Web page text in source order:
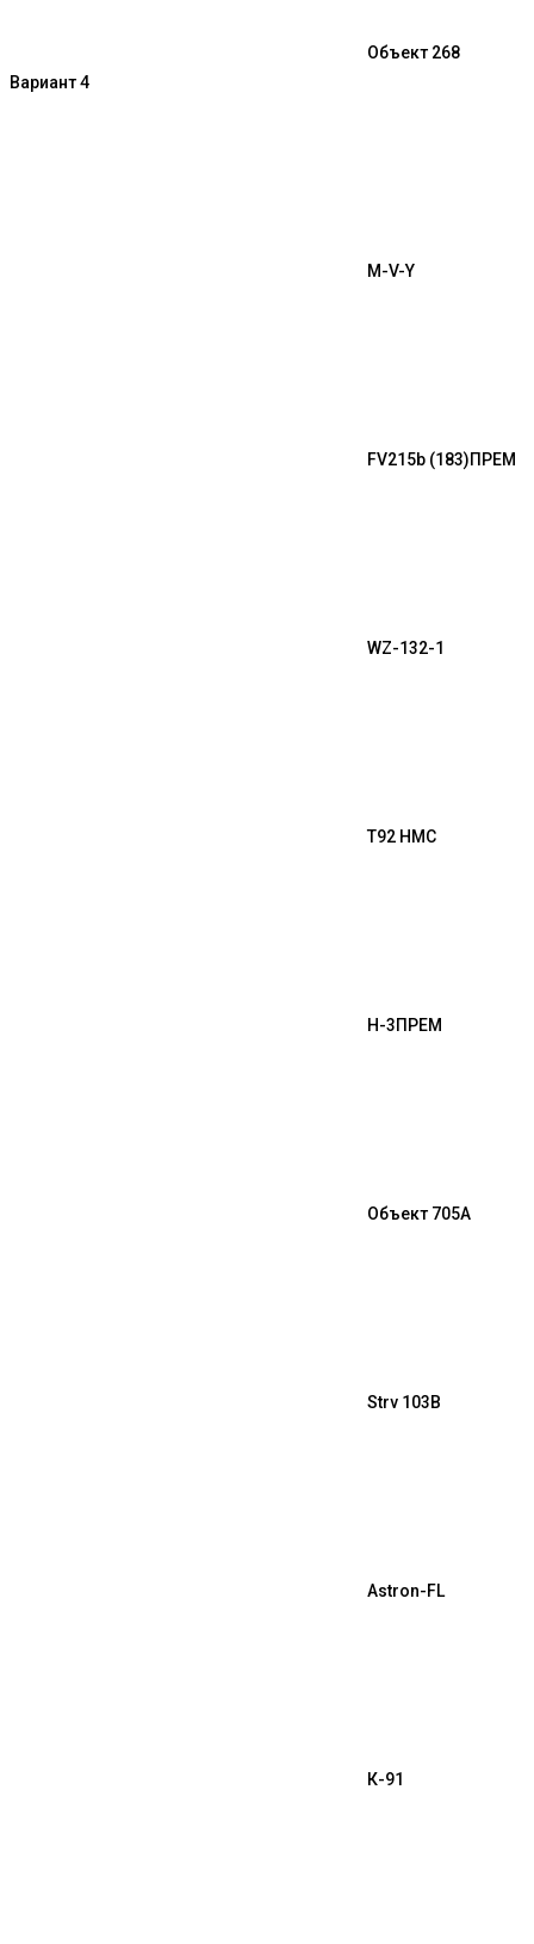
Объект 268
Вариант 4
M-V-Y
FV215b (183)ПРЕМ
WZ-132-1
T92 HMC
H-3ПРЕМ
Объект 705А
Strv 103B
Astron-FL
К-91